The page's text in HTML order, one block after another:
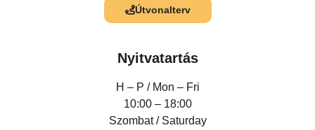
Útvonalterv
Nyitvatartás
H – P / Mon – Fri
10:00 – 18:00
Szombat / Saturday